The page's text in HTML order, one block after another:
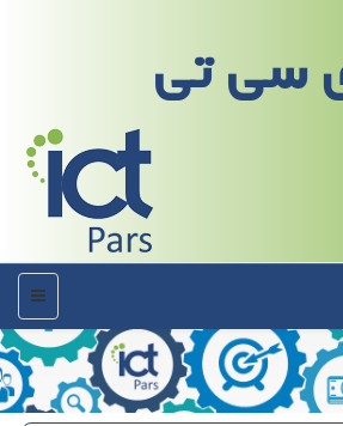
سی تی
منو